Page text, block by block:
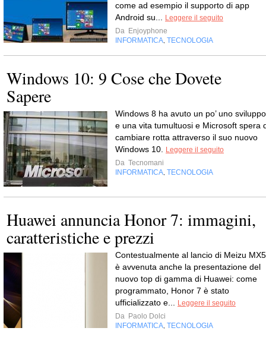
come ad esempio il supporto di app
Android su...
Leggere il seguito
Da Enjoyphone
INFORMATICA TECNOLOGIA
Windows 10: 9 Cose che Dovete
Sapere
Windows 8 ha avuto un po’ uno sviluppo
e una vita tumultuosi e Microsoft spera
cambiare rotta attraverso il suo nuovo
Windows 10.
Leggere il seguito
Da Tecnomani
INFORMATICA TECNOLOGIA
Huawei annuncia Honor 7: immagini,
caratteristiche e prezzi
Contestualmente al lancio di Meizu MX5
è avvenuta anche la presentazione del
nuovo top di gamma di Huawei: come
programmato, Honor 7 è stato
ufficializzato e...
Leggere il seguito
Da Paolo Dolci
INFORMATICA TECNOLOGIA